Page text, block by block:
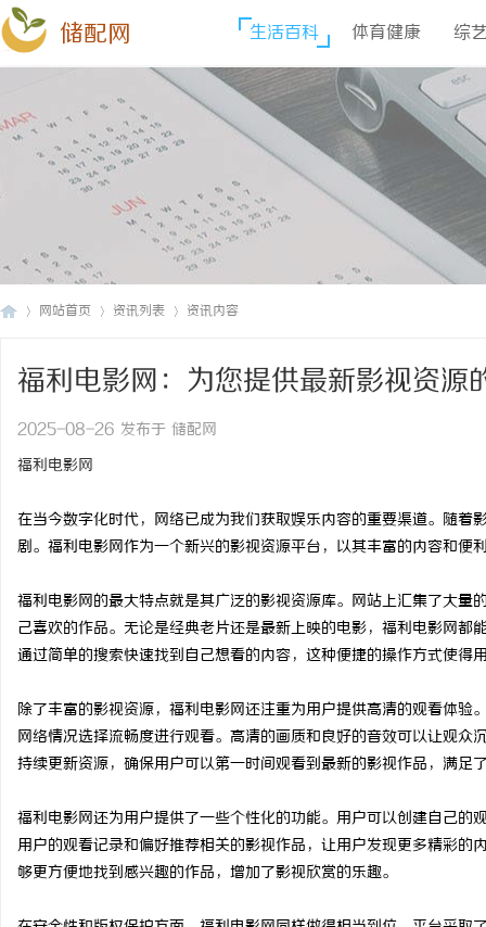
储配网 生活百科 体育健康 综
网站首页 资讯列表 资讯内容
福利电影网：为您提供最新影视资源
2025-08-26 发布于 储配网
福利电影网
在当今数字化时代，网络已成为我们获取娱乐内容的重要渠道。随
剧。福利电影网作为一个新兴的影视资源平台，以其丰富的内容和便
福利电影网的最大特点就是其广泛的影视资源库。网站上汇集了大
己喜欢的作品。无论是经典老片还是最新上映的电影，福利电影网
通过简单的搜索快速找到自己想看的内容，这种便捷的操作方式使得
除了丰富的影视资源，福利电影网还注重为用户提供高清的观看体
网络情况选择流畅度进行观看。高清的画质和良好的音效可以让观
持续更新资源，确保用户可以第一时间观看到最新的影视作品，满足
福利电影网还为用户提供了一些个性化的功能。用户可以创建自己
用户的观看记录和偏好推荐相关的影视作品，让用户发现更多精彩
够更方便地找到感兴趣的作品，增加了影视欣赏的乐趣。